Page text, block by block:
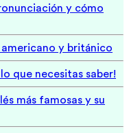
y cómo
y británico
que necesitas saber!
más famosas y su